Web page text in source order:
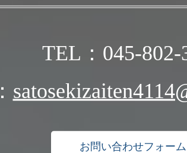
TEL：045-802-
お問い合わせフォーム